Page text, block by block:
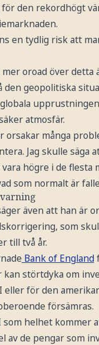
den rekordhögt
en tydlig risk att
oroad över detta
den geopolitiska
atmosfär.
orsakar många
Jag skulle säga
högre i de flesta
som normalt är
även att han är
som
till två år.
Bank of England
kan störtdyka om
för den
försämras.
helhet kommer
av de pengar som